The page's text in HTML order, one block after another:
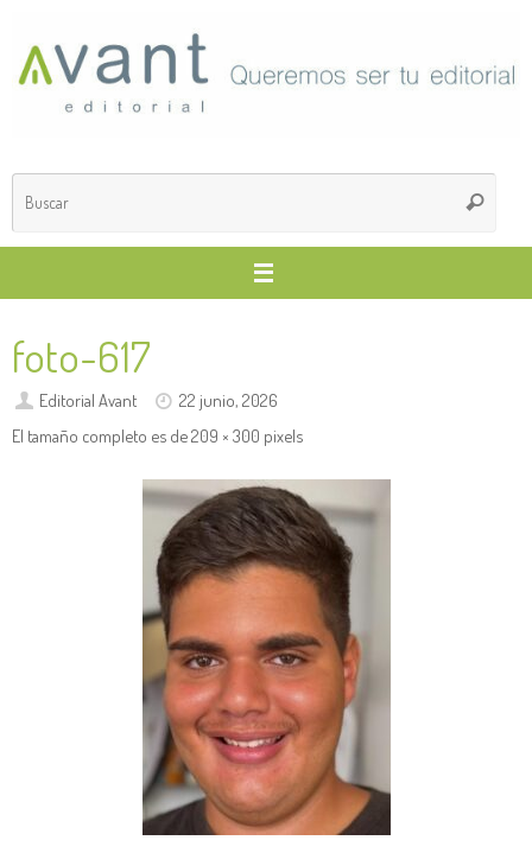
contenido
Buscar
foto-617
Editorial Avant
22 junio, 2026
El tamaño completo es de209 × 300 pixels